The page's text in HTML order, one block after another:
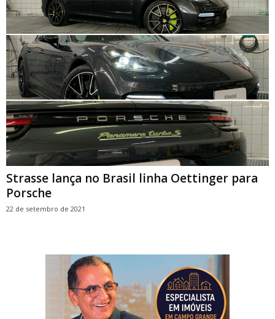
Strasse lança no Brasil linha Oettinger para
Porsche
22 de setembro de 2021